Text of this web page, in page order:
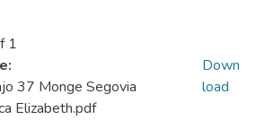
1
37 Monge Segovia
Elizabeth.pdf
Down
load